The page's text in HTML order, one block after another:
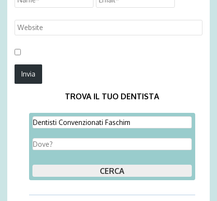
TROVA IL TUO DENTISTA